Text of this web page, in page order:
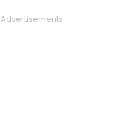
Advertisements